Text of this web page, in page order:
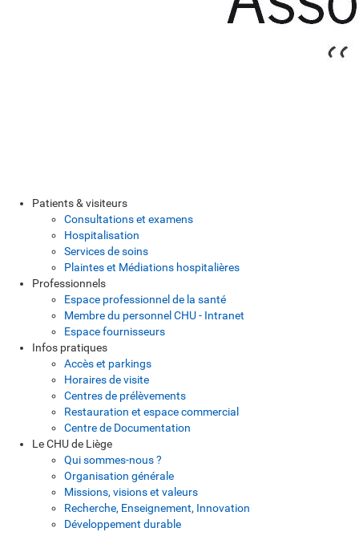
Patients & visiteurs
Consultations et examens
Hospitalisation
Services de soins
Plaintes et Médiations hospitalières
Professionnels
Espace professionnel de la santé
Membre du personnel CHU - Intranet
Espace fournisseurs
Infos pratiques
Accès et parkings
Horaires de visite
Centres de prélèvements
Restauration et espace commercial
Centre de Documentation
Le CHU de Liège
Qui sommes-nous ?
Organisation générale
Missions, visions et valeurs
Recherche, Enseignement, Innovation
Développement durable